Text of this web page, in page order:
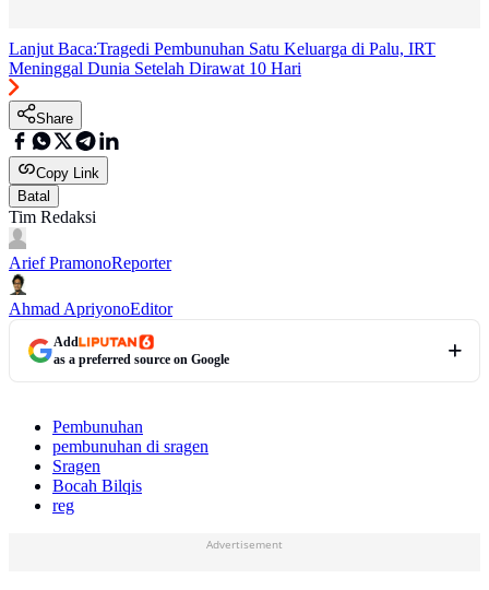
Lanjut Baca:Tragedi Pembunuhan Satu Keluarga di Palu, IRT
Meninggal Dunia Setelah Dirawat 10 Hari
Share
Copy Link
Batal
Tim Redaksi
Arief PramonoReporter
Ahmad ApriyonoEditor
Add
as a preferred source on Google
Pembunuhan
pembunuhan di sragen
Sragen
Bocah Bilqis
reg
Advertisement